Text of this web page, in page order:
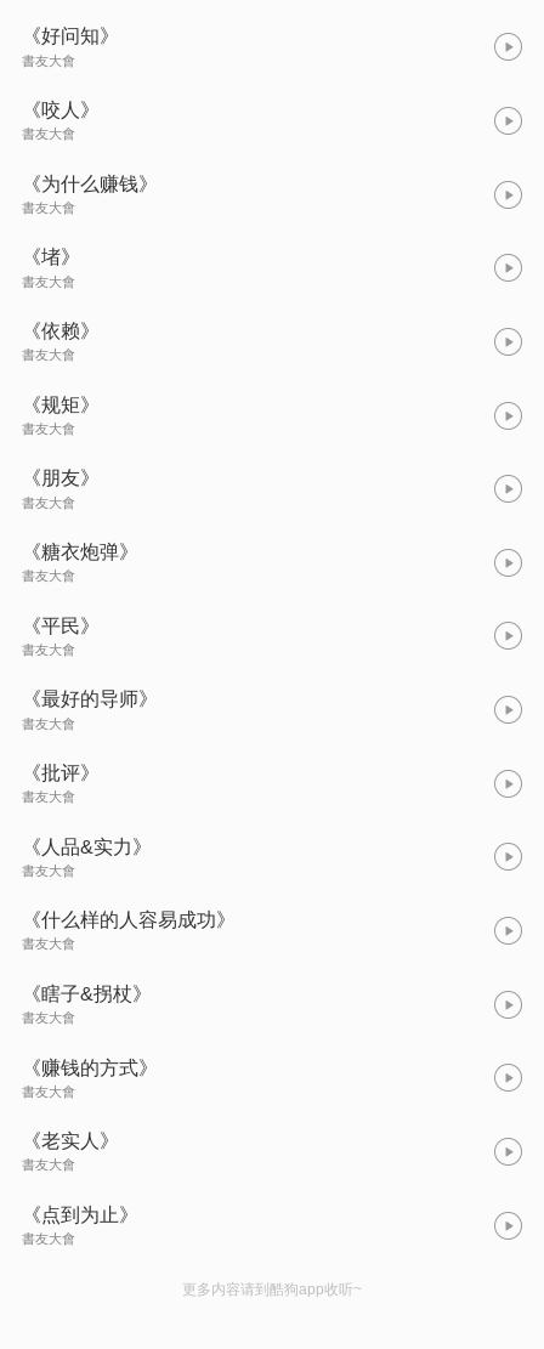
《好问知》
書友大會
《咬人》
書友大會
《为什么赚钱》
書友大會
《堵》
書友大會
《依赖》
書友大會
《规矩》
書友大會
《朋友》
書友大會
《糖衣炮弹》
書友大會
《平民》
書友大會
《最好的导师》
書友大會
《批评》
書友大會
《人品&实力》
書友大會
《什么样的人容易成功》
書友大會
《瞎子&拐杖》
書友大會
《赚钱的方式》
書友大會
《老实人》
書友大會
《点到为止》
書友大會
更多内容请到酷狗app收听~